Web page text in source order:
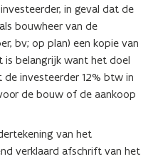
in geval dat de
bouwheer van de
bv; op plan) een kopie van
is belangrijk want het doel
investeerder 12% btw in
de bouw of de aankoop
van het
verklaard afschrift van het